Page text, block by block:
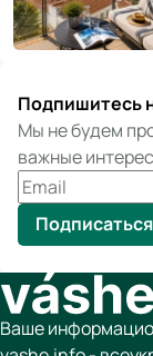
Подпишитесь
Мы не будем
важные
Подписаться
Ваше